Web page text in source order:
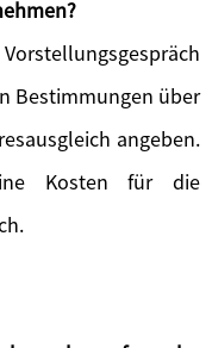
Bestimmungen über
angeben.
Kosten für die